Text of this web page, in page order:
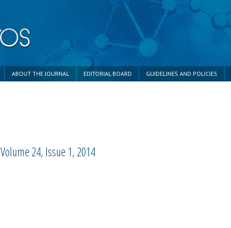
ABOUT THE JOURNAL EDITORIAL BOARD GUIDELINES AND POLICIES
Volume 24, Issue 1, 2014